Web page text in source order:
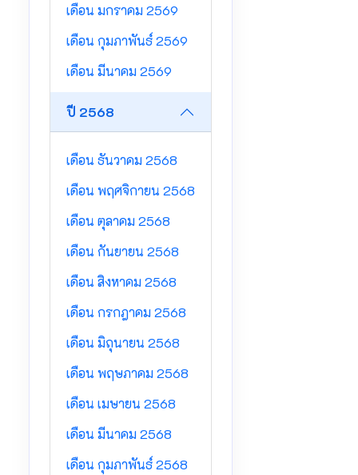
เดือน มกราคม 2569
เดือน กุมภาพันธ์ 2569
เดือน มีนาคม 2569
ปี 2568
เดือน ธันวาคม 2568
เดือน พฤศจิกายน 2568
เดือน ตุลาคม 2568
เดือน กันยายน 2568
เดือน สิงหาคม 2568
เดือน กรกฎาคม 2568
เดือน มิถุนายน 2568
เดือน พฤษภาคม 2568
เดือน เมษายน 2568
เดือน มีนาคม 2568
เดือน กุมภาพันธ์ 2568